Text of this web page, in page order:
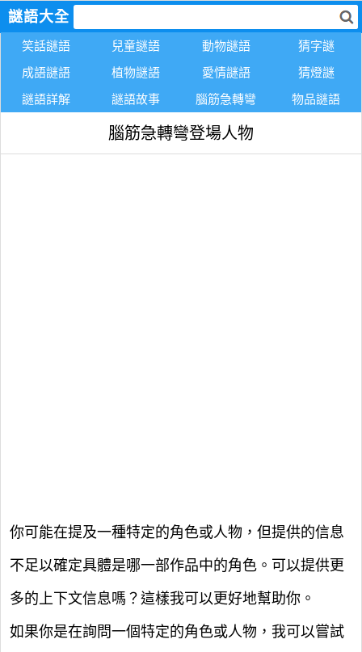
謎語大全
笑話謎語 兒童謎語 動物謎語
猜字謎
成語謎語
植物謎語 愛情謎語
猜燈謎
謎語詳解
謎語故事 腦筋急轉彎 物品謎語
腦筋急轉彎登場人物
你可能在提及一種特定的角色或人物，但提供的信息
不足以確定具體是哪一部作品中的角色。可以提供更
多的上下文信息嗎？這樣我可以更好地幫助你。
如果你是在詢問一個特定的角色或人物，我可以嘗試